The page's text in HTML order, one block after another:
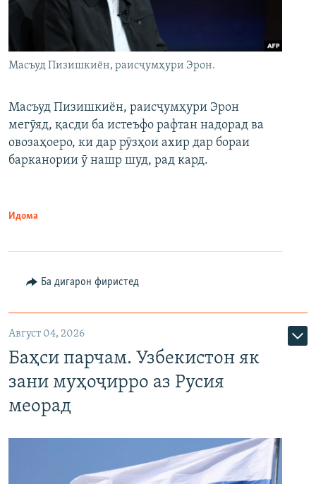
Масъуд Пизишкиён, раисҷумҳури Эрон.
Масъуд Пизишкиён, раисҷумҳури Эрон
мегӯяд, қасди ба истеъфо рафтан надорад ва
овозаҳоеро, ки дар рӯзҳои ахир дар бораи
барканории ӯ нашр шуд, рад кард.
Идома
Ба дигарон фиристед
Август 04, 2026
Баҳси парчам. Узбекистон як
зани муҳоҷирро аз Русия
меорад